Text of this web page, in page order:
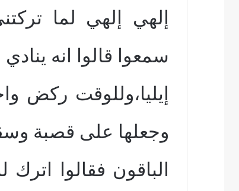
إلهي إلهي لما
سمعوا قالوا انه ينادي
إيليا،وللوقت ركض
وجعلها على قصبة
الباقون فقالوا